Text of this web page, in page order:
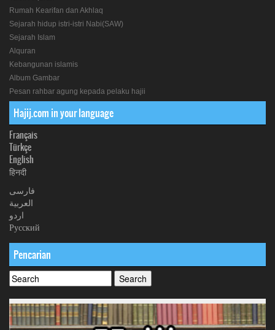
Rumah Kearifan dan Akhlaq
Sejarah hidup istri-istri Nabi(SAW)
Sejarah Islam
Alquran
Kebangunan islamis
Album Gambar
Pesan rahbar agung kepada pelaku hajii
Hajij.com in your language
Français
Türkçe
English
हिनदी
فارسی
العربیة
اردو
Русский
Pencarian